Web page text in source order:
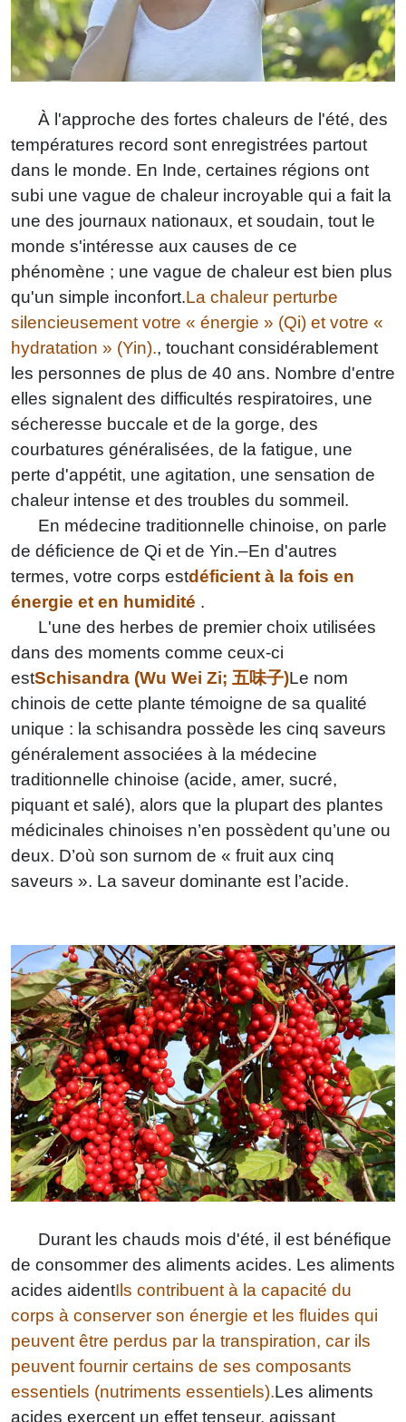
À l'approche des fortes chaleurs de l'été, des
températures record sont enregistrées partout
dans le monde. En Inde, certaines régions ont
subi une vague de chaleur incroyable qui a fait la
une des journaux nationaux, et soudain, tout le
monde s'intéresse aux causes de ce
phénomène ; une vague de chaleur est bien plus
qu'un simple inconfort.La chaleur perturbe
silencieusement votre « énergie » (Qi) et votre «
hydratation » (Yin)., touchant considérablement
les personnes de plus de 40 ans. Nombre d'entre
elles signalent des difficultés respiratoires, une
sécheresse buccale et de la gorge, des
courbatures généralisées, de la fatigue, une
perte d'appétit, une agitation, une sensation de
chaleur intense et des troubles du sommeil.
En médecine traditionnelle chinoise, on parle
de déficience de Qi et de Yin.–En d'autres
termes, votre corps estdéficient à la fois en
énergie et en humidité .
L'une des herbes de premier choix utilisées
dans des moments comme ceux-ci
estSchisandra (Wu Wei Zi; 五味子)Le nom
chinois de cette plante témoigne de sa qualité
unique : la schisandra possède les cinq saveurs
généralement associées à la médecine
traditionnelle chinoise (acide, amer, sucré,
piquant et salé), alors que la plupart des plantes
médicinales chinoises n’en possèdent qu’une ou
deux. D’où son surnom de « fruit aux cinq
saveurs ». La saveur dominante est l’acide.
Durant les chauds mois d'été, il est bénéfique
de consommer des aliments acides. Les aliments
acides aidentIls contribuent à la capacité du
corps à conserver son énergie et les fluides qui
peuvent être perdus par la transpiration, car ils
peuvent fournir certains de ses composants
essentiels (nutriments essentiels).Les aliments
acides exercent un effet tenseur, agissant